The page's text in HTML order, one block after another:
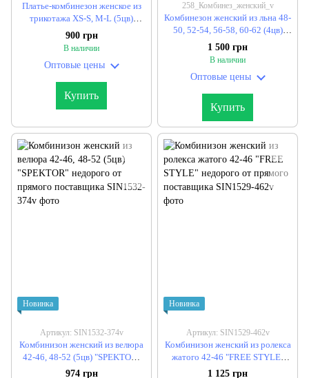
Платье-комбинезон женское из
трикотажа XS-S, M-L (5цв)
"VIVID" недорого от прямого
поставщика
900 грн
В наличии
Оптовые цены
Купить
258_Комбинез_женский_v
Комбинезон женский из льна 48-
50, 52-54, 56-58, 60-62 (4цв)
"BROVKOVA" недорого от
прямого поставщика
1 500 грн
В наличии
Оптовые цены
Купить
Новинка
Артикул: SIN1532-374v
Комбинизон женский из велюра
42-46, 48-52 (5цв) "SPEKTOR"
недорого от прямого
974 грн
Новинка
Артикул: SIN1529-462v
Комбинизон женский из ролекса
жатого 42-46 "FREE STYLE"
недорого от прямого
1 125 грн